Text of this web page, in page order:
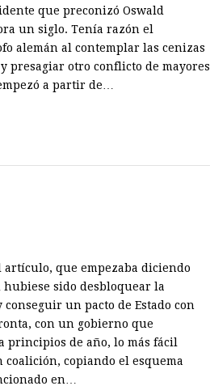
que preconizó Oswald
un siglo. Tenía ­razón el
alemán al contemplar las cenizas
presagiar otro conflicto de mayores
a partir de…
artículo, que empezaba diciendo
sido desbloquear la
un pacto de Estado con
con un gobierno que
principios de año, lo más fácil
copiando el esquema
en…